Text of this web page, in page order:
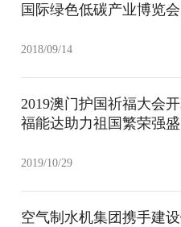
国际绿色低碳产业博览会
2018/09/14
2019澳门护国祈福大会
福能达助力祖国繁荣强盛
2019/10/29
空气制水机集团携手建